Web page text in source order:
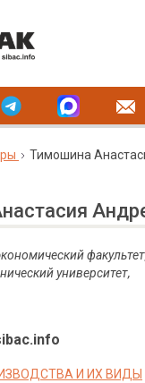
Тимошина
университет,
И ИХ ВИДЫ